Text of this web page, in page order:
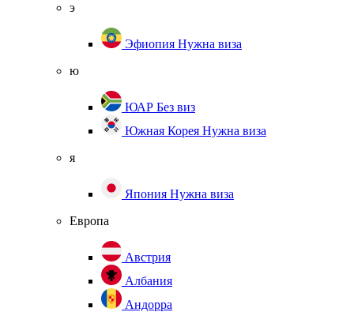
э
Эфиопия Нужна виза
ю
ЮАР Без виз
Южная Корея Нужна виза
я
Япония Нужна виза
Европа
Австрия
Албания
Андорра